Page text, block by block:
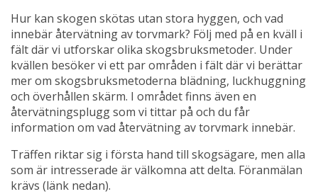
Hur kan skogen skötas utan stora hyggen, och vad
innebär återvätning av torvmark? Följ med på en kväll i
fält där vi utforskar olika skogsbruksmetoder. Under
kvällen besöker vi ett par områden i fält där vi berättar
mer om skogsbruksmetoderna blädning, luckhuggning
och överhållen skärm. I området finns även en
återvätningsplugg som vi tittar på och du får
information om vad återvätning av torvmark innebär.
Träffen riktar sig i första hand till skogsägare, men alla
som är intresserade är välkomna att delta. Föranmälan
krävs (länk nedan).